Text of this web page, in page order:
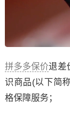
拼多多保价退差
识商品(以下简
格保障服务；